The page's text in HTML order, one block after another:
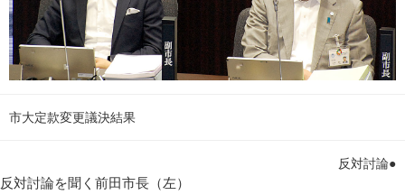
市大定款変更議決結果
反対討論●
反対討論を聞く前田市長（左）